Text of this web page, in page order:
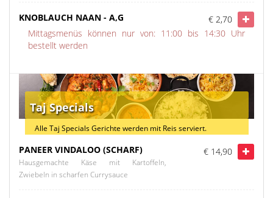
KNOBLAUCH NAAN - A,G
€ 2,70
Mittagsmenüs können nur von: 11:00 bis 14:30 Uhr
bestellt werden
Taj Specials
Alle Taj Specials Gerichte werden mit Reis serviert.
PANEER VINDALOO (SCHARF)
Hausgemachte Käse mit Kartoffeln,
Zwiebeln in scharfen Currysauce
€ 14,90